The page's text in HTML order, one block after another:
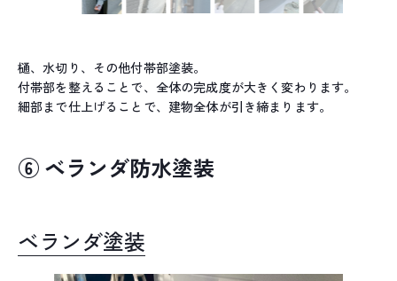
樋、水切り、その他付帯部塗装。
付帯部を整えることで、全体の完成度が大きく変わります。
細部まで仕上げることで、建物全体が引き締まります。
⑥ ベランダ防水塗装
ベランダ塗装